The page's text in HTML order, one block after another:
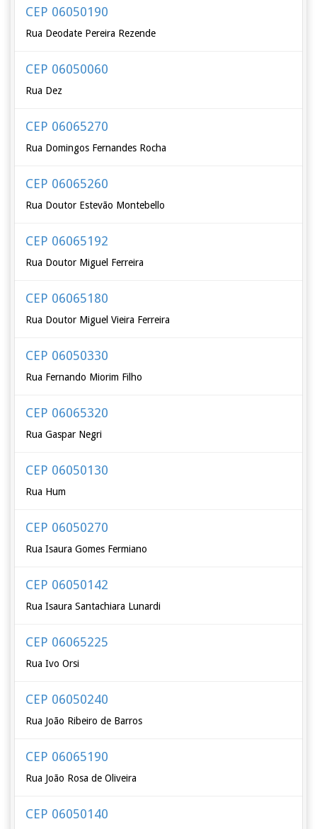
CEP 06050190
Rua Deodate Pereira Rezende
CEP 06050060
Rua Dez
CEP 06065270
Rua Domingos Fernandes Rocha
CEP 06065260
Rua Doutor Estevão Montebello
CEP 06065192
Rua Doutor Miguel Ferreira
CEP 06065180
Rua Doutor Miguel Vieira Ferreira
CEP 06050330
Rua Fernando Miorim Filho
CEP 06065320
Rua Gaspar Negri
CEP 06050130
Rua Hum
CEP 06050270
Rua Isaura Gomes Fermiano
CEP 06050142
Rua Isaura Santachiara Lunardi
CEP 06065225
Rua Ivo Orsi
CEP 06050240
Rua João Ribeiro de Barros
CEP 06065190
Rua João Rosa de Oliveira
CEP 06050140